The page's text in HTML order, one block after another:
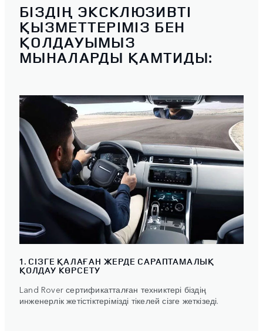
БІЗДІҢ ЭКСКЛЮЗИВТІ
ҚЫЗМЕТТЕРІМІЗ БЕН
ҚОЛДАУЫМЫЗ
МЫНАЛАРДЫ ҚАМТИДЫ:
1. СІЗГЕ ҚАЛАҒАН ЖЕРДЕ САРАПТАМАЛЫҚ
ҚОЛДАУ КӨРСЕТУ
Land Rover сертификатталған техниктері біздің
инженерлік жетістіктерімізді тікелей сізге жеткізеді.